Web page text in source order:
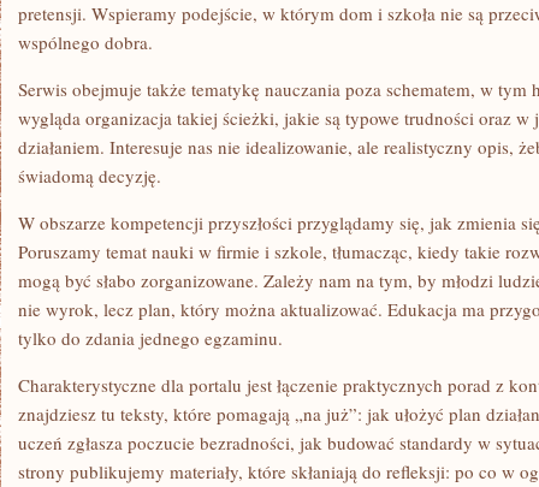
pretensji. Wspieramy podejście, w którym dom i szkoła nie są
wspólnego dobra.
Serwis obejmuje także tematykę nauczania poza schematem, w
wygląda organizacja takiej ścieżki, jakie są typowe trudności oraz w
działaniem. Interesuje nas nie idealizowanie, ale realistyczny opis,
świadomą decyzję.
W obszarze kompetencji przyszłości przyglądamy się, jak zmienia
Poruszamy temat nauki w firmie i szkole, tłumacząc, kiedy takie
mogą być słabo zorganizowane. Zależy nam na tym, by młodzi
nie wyrok, lecz plan, który można aktualizować. Edukacja ma
tylko do zdania jednego egzaminu.
Charakterystyczne dla portalu jest łączenie praktycznych porad z
znajdziesz tu teksty, które pomagają „na już”: jak ułożyć plan
uczeń zgłasza poczucie bezradności, jak budować standardy w
strony publikujemy materiały, które skłaniają do refleksji: po co w